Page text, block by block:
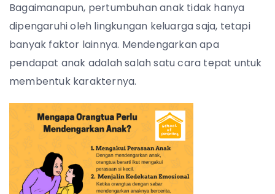
Bagaimanapun, pertumbuhan anak tidak hanya
dipengaruhi oleh lingkungan keluarga saja, tetapi
banyak faktor lainnya. Mendengarkan apa
pendapat anak adalah salah satu cara tepat untuk
membentuk karakternya.